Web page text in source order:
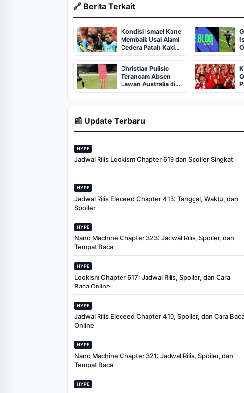
🔗 Berita Terkait
Kondisi Ismael Kone
Membaik Usai Alami
Cedera Patah Kaki
Horor
Christian Pulisic
Terancam Absen
Lawan Australia di
Piala Dunia 2026
📰 Update Terbaru
HYPE
Jadwal Rilis Lookism Chapter 619 dan Spoiler Singkat
HYPE
Jadwal Rilis Eleceed Chapter 413: Tanggal, Waktu, dan
Spoiler
HYPE
Nano Machine Chapter 323: Jadwal Rilis, Spoiler, dan
Tempat Baca
HYPE
Lookism Chapter 617: Jadwal Rilis, Spoiler, dan Cara
Baca Online
HYPE
Jadwal Rilis Eleceed Chapter 410, Spoiler, dan Cara Baca
Online
HYPE
Nano Machine Chapter 321: Jadwal Rilis, Spoiler, dan
Tempat Baca
HYPE